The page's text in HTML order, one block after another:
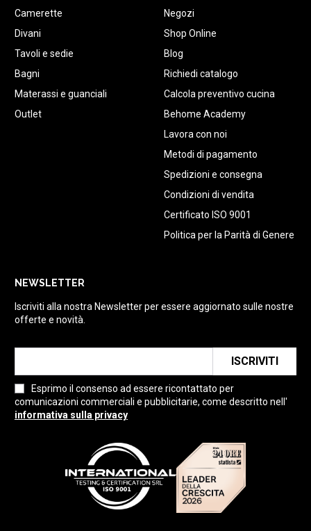
Camerette
Divani
Tavoli e sedie
Bagni
Materassi e guanciali
Outlet
Negozi
Shop Online
Blog
Richiedi catalogo
Calcola preventivo cucina
Behome Academy
Lavora con noi
Metodi di pagamento
Spedizioni e consegna
Condizioni di vendita
Certificato ISO 9001
Politica per la Parità di Genere
NEWSLETTER
Iscriviti alla nostra Newsletter per essere aggiornato sulle nostre
offerte e novità.
ISCRIVITI
Esprimo il consenso ad essere ricontattato per
comunicazioni commerciali e pubblicitarie, come descritto nell'
informativa sulla privacy